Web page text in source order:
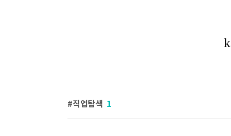
직업탐색 1